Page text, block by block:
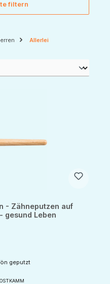
filtern
Allerlei
- Zähneputzen auf
gesund Leben
geputzt